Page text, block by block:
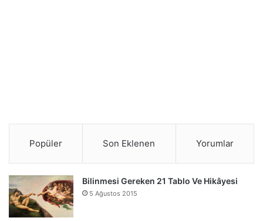
Popüler Son Eklenen Yorumlar
Bilinmesi Gereken 21 Tablo Ve Hikâyesi
5 Ağustos 2015